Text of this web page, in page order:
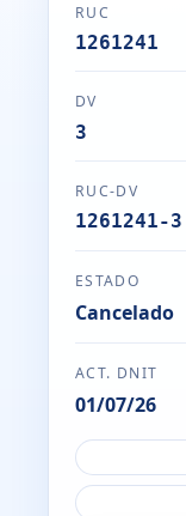
RUC
1261241
DV
3
RUC-DV
1261241-3
ESTADO
Cancelado
ACT. DNIT
01/07/26